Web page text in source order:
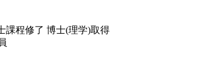
課程修了 博士(理学)取得